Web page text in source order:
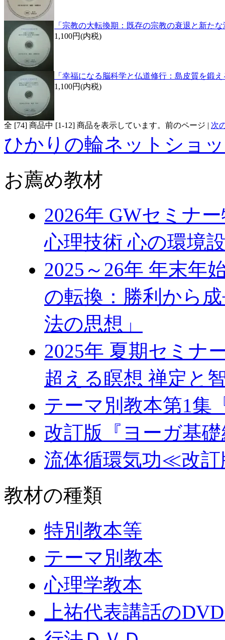
「宗教の大転換期：既存の宗教の衰退と新た
1,100円(内税)
「幸福になる脳科学と仏道修行：島皮質を鍛
1,100円(内税)
全 [74] 商品中 [1-12] 商品を表示しています。 前のページ | 次
ひかりの輪ネットショ
お薦め教材
2026年 GWセミナ
心理技術 心の環境
2025～26年 年末
の転換：勝利から
法の思想」
2025年 夏期セミナ
超える瞑想 禅定と
テーマ別教本第1集
改訂版『ヨーガ基
流体循環気功≪改
教材の種類
特別教本等
テーマ別教本
心理学教本
上祐代表講話の